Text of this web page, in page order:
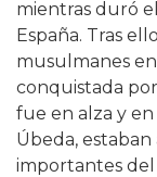
mientras duró
España. Tras
musulmanes
conquistada
fue en alza y en
Úbeda, estaban
importantes del